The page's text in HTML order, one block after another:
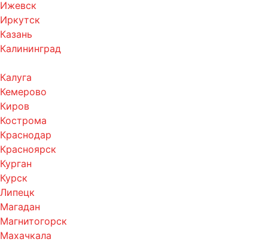
Ижевск
Иркутск
Казань
Калининград
Калуга
Кемерово
Киров
Кострома
Краснодар
Красноярск
Курган
Курск
Липецк
Магадан
Магнитогорск
Махачкала